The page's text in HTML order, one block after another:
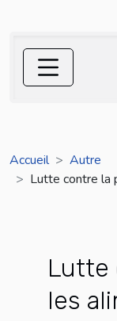
Accueil
Autre
Lutte contre la
Lutte
les